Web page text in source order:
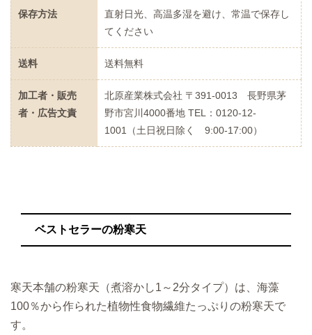
保存方法
直射日光、高温多湿を避け、常温で保存し
てください
送料 送料無料
加工者・販売
者・広告文責
北原産業株式会社 〒391-0013 長野県茅
野市宮川4000番地 TEL：0120-12-
1001（土日祝日除く 9:00-17:00）
ベストセラーの粉寒天
寒天本舗の粉寒天（煮溶かし1～2分タイプ）は、海藻
100％から作られた植物性食物繊維たっぷりの粉寒天で
す。